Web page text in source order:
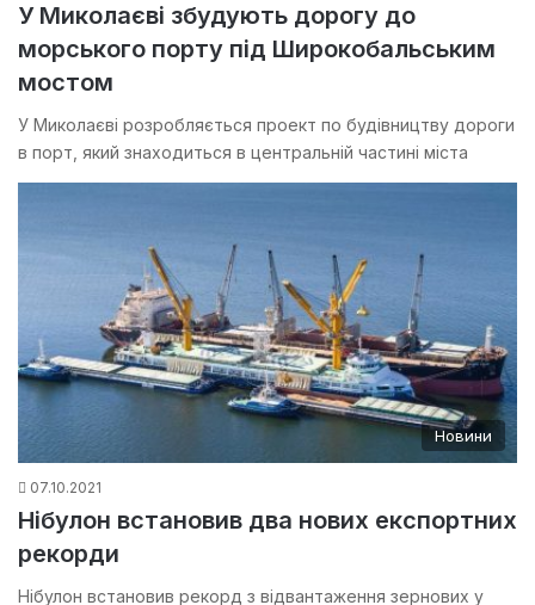
У Миколаєві збудують дорогу до
морського порту під Широкобальським
мостом
У Миколаєві розробляється проект по будівництву дороги
в порт, який знаходиться в центральній частині міста
Новини
07.10.2021
Нібулон встановив два нових експортних
рекорди
Нібулон встановив рекорд з відвантаження зернових у